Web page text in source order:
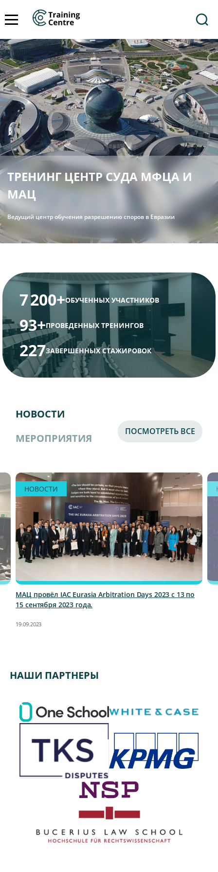
ТРЕНИНГ ЦЕНТР СУДА МФЦА И
МАЦ
Ведущий центр обучения разрешению споров в Евразии
7 200+ОБУЧЕННЫХ УЧАСТНИКОВ
93+ПРОВЕДЕННЫХ ТРЕНИНГОВ
227ЗАВЕРШЕННЫХ СТАЖИРОВОК
НОВОСТИ
МЕРОПРИЯТИЯ
ПОСМОТРЕТЬ ВСЕ
НОВОСТИ
МАЦ провёл IAC Eurasia Arbitration Days 2023 с 13 по
15 сентября 2023 года.
19.09.2023
НАШИ ПАРТНЕРЫ